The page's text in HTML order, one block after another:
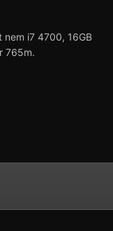
nem i7 4700, 16GB
765m.